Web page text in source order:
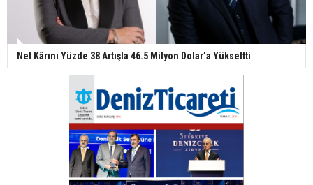
Net Kârını Yüzde 38 Artışla 46.5 Milyon Dolar’a Yükseltti